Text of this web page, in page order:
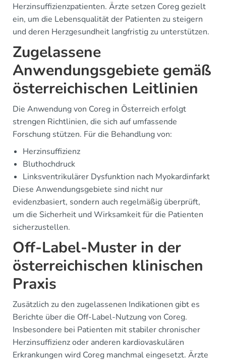
Herzinsuffizienzpatienten. Ärzte setzen Coreg gezielt
ein, um die Lebensqualität der Patienten zu steigern
und deren Herzgesundheit langfristig zu unterstützen.
Zugelassene
Anwendungsgebiete gemäß
österreichischen Leitlinien
Die Anwendung von Coreg in Österreich erfolgt
strengen Richtlinien, die sich auf umfassende
Forschung stützen. Für die Behandlung von:
Herzinsuffizienz
Bluthochdruck
Linksventrikulärer Dysfunktion nach Myokardinfarkt
Diese Anwendungsgebiete sind nicht nur
evidenzbasiert, sondern auch regelmäßig überprüft,
um die Sicherheit und Wirksamkeit für die Patienten
sicherzustellen.
Off-Label-Muster in der
österreichischen klinischen
Praxis
Zusätzlich zu den zugelassenen Indikationen gibt es
Berichte über die Off-Label-Nutzung von Coreg.
Insbesondere bei Patienten mit stabiler chronischer
Herzinsuffizienz oder anderen kardiovaskulären
Erkrankungen wird Coreg manchmal eingesetzt. Ärzte